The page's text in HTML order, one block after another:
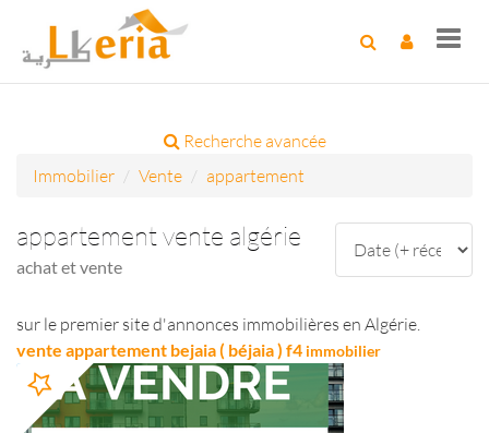
Recherche avancée
Immobilier
Vente appartement
appartement vente algérie
achat et vente
sur le premier site d'annonces immobilières en Algérie.
vente appartement bejaia ( béjaia ) f4 immobilier